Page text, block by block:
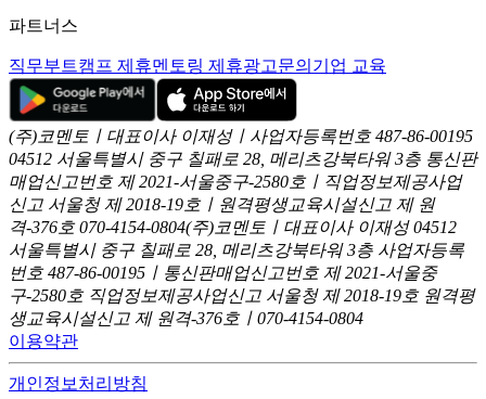
파트너스
직무부트캠프 제휴멘토링 제휴광고문의 기업 교육
(주)코멘토ㅣ대표이사 이재성ㅣ사업자등록번호 487-86-00195
04512 서울특별시 중구 칠패로 28, 메리츠강북타워 3층 통신판
매업신고번호 제 2021-서울중구-2580호ㅣ직업정보제공사업
신고 서울청 제 2018-19호ㅣ원격평생교육시설신고 제 원
격-376호 070-4154-0804(주)코멘토ㅣ대표이사 이재성 04512
서울특별시 중구 칠패로 28, 메리츠강북타워 3층 사업자등록
번호 487-86-00195ㅣ통신판매업신고번호 제 2021-서울중
구-2580호 직업정보제공사업신고 서울청 제 2018-19호 원격평
생교육시설신고 제 원격-376호ㅣ070-4154-0804
이용약관
개인정보처리방침